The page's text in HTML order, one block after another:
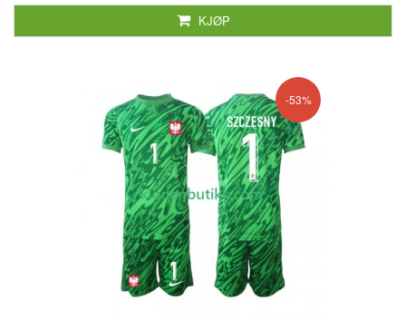
KJØP
-53%